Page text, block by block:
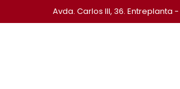
Avda. Carlos III, 36. Entreplanta